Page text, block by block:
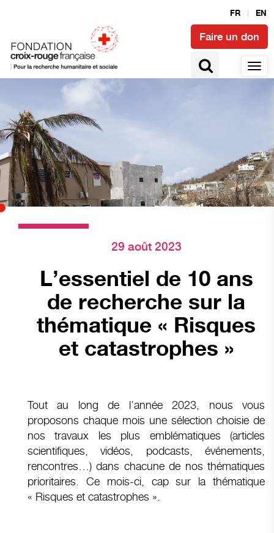
FR EN
Faire un don
29 août 2023
L’essentiel de 10 ans
de recherche sur la
thématique « Risques
et catastrophes »
Tout au long de l’année 2023, nous vous
proposons chaque mois une sélection choisie de
nos travaux les plus emblématiques (articles
scientifiques, vidéos, podcasts, événements,
rencontres…) dans chacune de nos thématiques
prioritaires. Ce mois-ci, cap sur la thématique
« Risques et catastrophes ».